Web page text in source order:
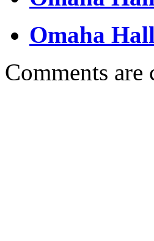
Omaha
Comments are